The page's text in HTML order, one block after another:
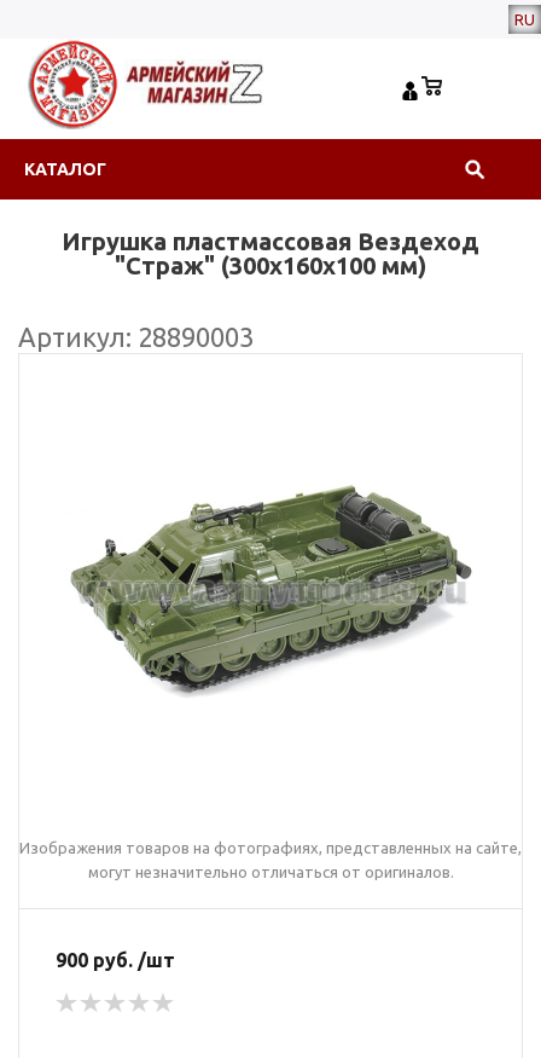
RU
КАТАЛОГ
Игрушка пластмассовая Вездеход
"Страж" (300x160x100 мм)
Артикул: 28890003
Изображения товаров на фотографиях, представленных на сайте,
могут незначительно отличаться от оригиналов.
900 руб. /шт